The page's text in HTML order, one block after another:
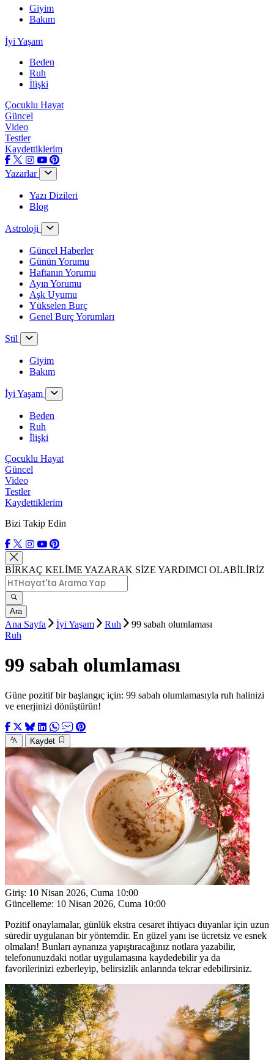
Giyim
Bakım
İyi Yaşam
Beden
Ruh
İlişki
Çocuklu Hayat
Güncel
Video
Testler
Kaydettiklerim
Yazarlar
Yazı Dizileri
Blog
Astroloji
Güncel Haberler
Günün Yorumu
Haftanın Yorumu
Ayın Yorumu
Aşk Uyumu
Yükselen Burç
Genel Burç Yorumları
Stil
Giyim
Bakım
İyi Yaşam
Beden
Ruh
İlişki
Çocuklu Hayat
Güncel
Video
Testler
Kaydettiklerim
Bizi Takip Edin
BİRKAÇ KELİME YAZARAK SİZE YARDIMCI OLABİLİRİZ
Ara
Ana Sayfa İyi Yaşam Ruh
99 sabah olumlaması
Ruh
99 sabah olumlaması
Güne pozitif bir başlangıç için: 99 sabah olumlamasıyla ruh halinizi
ve enerjinizi dönüştürün!
Kaydet
Giriş: 10 Nisan 2026, Cuma 10:00
Güncelleme: 10 Nisan 2026, Cuma 10:00
Pozitif onaylamalar, günlük ekstra cesaret ihtiyacı duyanlar için uzun
süredir uygulanan bir yöntemdir. En güzel yanı ise ücretsiz ve esnek
olmaları! Bunları aynanıza yapıştıracağınız notlara yazabilir,
telefonunuzdaki notlar uygulamasına kaydedebilir ya da
favorilerinizi ezberleyip, belirsizlik anlarında tekrar edebilirsiniz.